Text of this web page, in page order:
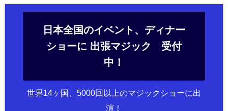
日本全国のイベント、ディナー
ショーに 出張マジック 受付
中！
世界14ヶ国、5000回以上のマジックショーに出
演！